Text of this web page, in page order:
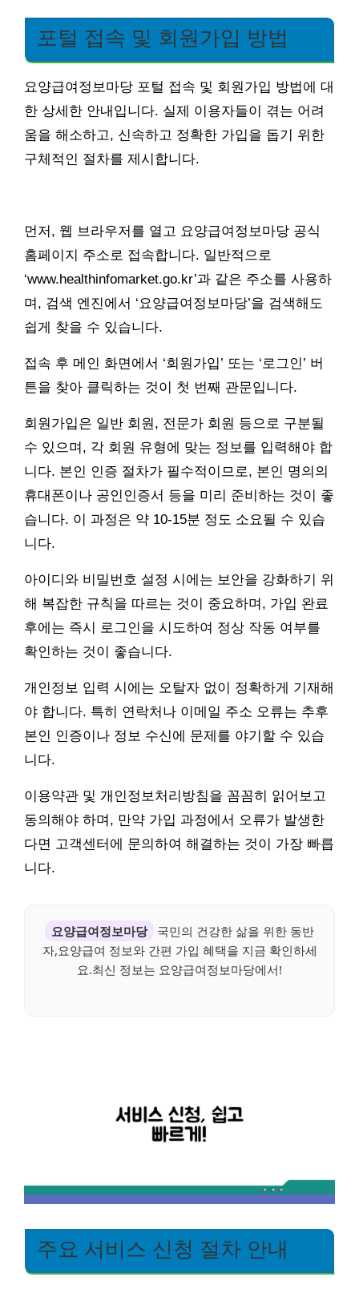
포털 접속 및 회원가입 방법
요양급여정보마당 포털 접속 및 회원가입 방법에 대
한 상세한 안내입니다. 실제 이용자들이 겪는 어려
움을 해소하고, 신속하고 정확한 가입을 돕기 위한
구체적인 절차를 제시합니다.
먼저, 웹 브라우저를 열고 요양급여정보마당 공식
홈페이지 주소로 접속합니다. 일반적으로
‘www.healthinfomarket.go.kr’과 같은 주소를 사용하
며, 검색 엔진에서 ‘요양급여정보마당’을 검색해도
쉽게 찾을 수 있습니다.
접속 후 메인 화면에서 ‘회원가입’ 또는 ‘로그인’ 버
튼을 찾아 클릭하는 것이 첫 번째 관문입니다.
회원가입은 일반 회원, 전문가 회원 등으로 구분될
수 있으며, 각 회원 유형에 맞는 정보를 입력해야 합
니다. 본인 인증 절차가 필수적이므로, 본인 명의의
휴대폰이나 공인인증서 등을 미리 준비하는 것이 좋
습니다. 이 과정은 약 10-15분 정도 소요될 수 있습
니다.
아이디와 비밀번호 설정 시에는 보안을 강화하기 위
해 복잡한 규칙을 따르는 것이 중요하며, 가입 완료
후에는 즉시 로그인을 시도하여 정상 작동 여부를
확인하는 것이 좋습니다.
개인정보 입력 시에는 오탈자 없이 정확하게 기재해
야 합니다. 특히 연락처나 이메일 주소 오류는 추후
본인 인증이나 정보 수신에 문제를 야기할 수 있습
니다.
이용약관 및 개인정보처리방침을 꼼꼼히 읽어보고
동의해야 하며, 만약 가입 과정에서 오류가 발생한
다면 고객센터에 문의하여 해결하는 것이 가장 빠릅
니다.
요양급여정보마당
국민의 건강한 삶을 위한 동반
자,요양급여 정보와 간편 가입 혜택을 지금 확인하세
요.최신 정보는 요양급여정보마당에서!
주요 서비스 신청 절차 안내